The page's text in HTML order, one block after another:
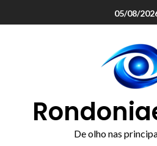
05/08/
De olho nas